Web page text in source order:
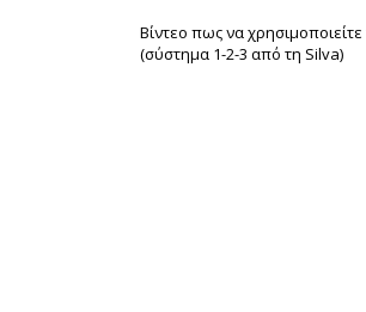
Βίντεο πως να
(σύστημα 1-2-3 από τη Silva)